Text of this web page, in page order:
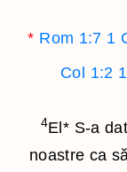
* Rom 1:7 1
Col 1:2
4El* S-a
noastre ca